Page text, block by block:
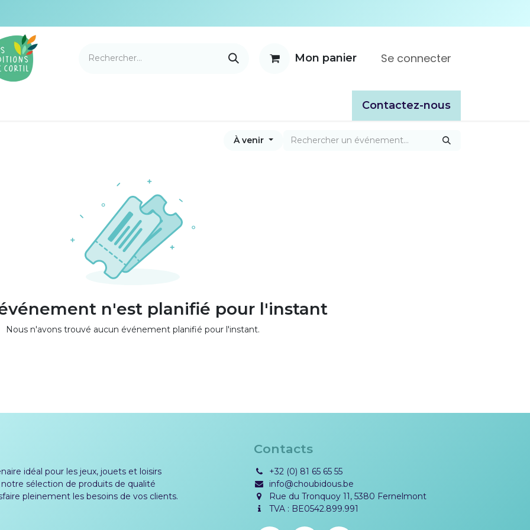
Mon panier Se connecter
Catalogues
​​Contactez-nous
À venir
n'est planifié pour l'instant
Nous n'avons trouvé aucun événement planifié pour l'instant.
idéal pour les jeux, jouets et loisirs
sélection de produits de qualité
pleinement les besoins de vos clients.
Contacts
+32 (0) 81 65 65 55
info@choubidous.be
Rue du Tronquoy 11, 5380 Fernelmont
TVA : BE0542.899.991